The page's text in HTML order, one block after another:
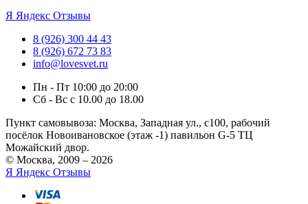
Я Яндекс Отзывы
8 (926) 300 44 43
8 (926) 672 73 83
info@lovesvet.ru
Пн - Пт 10:00 до 20:00
Сб - Вс с 10.00 до 18.00
Пункт самовывоза: Москва, Западная ул., с100, рабочий
посёлок Новоивановское (этаж -1) павильон G-5 ТЦ
Можайский двор.
© Москва, 2009 – 2026
Я Яндекс Отзывы